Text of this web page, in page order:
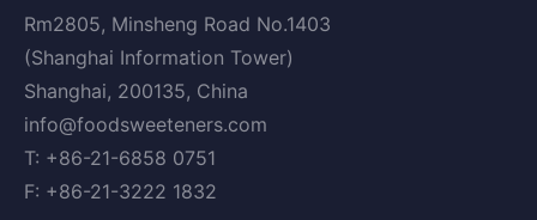
Rm2805, Minsheng Road No.1403
(Shanghai Information Tower)
Shanghai, 200135, China
info@foodsweeteners.com
T: +86-21-6858 0751
F: +86-21-3222 1832